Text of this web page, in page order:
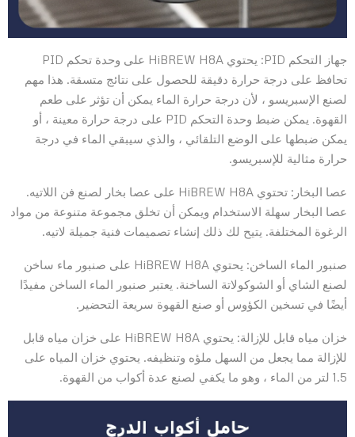
جهاز التحكم PID: يحتوي HiBREW H8A على وحدة تحكم PID
تحافظ على درجة حرارة دقيقة للحصول على نتائج متسقة. هذا مهم
لصنع الإسبريسو ، لأن درجة حرارة الماء يمكن أن تؤثر على طعم
القهوة. يمكن ضبط وحدة التحكم PID على درجة حرارة معينة ، أو
يمكن ضبطها على الوضع التلقائي ، والذي سيبقي الماء في درجة
حرارة مثالية للإسبريسو.
عصا البخار: تحتوي HiBREW H8A على عصا بخار لصنع فن اللاتيه.
عصا البخار سهلة الاستخدام ويمكن أن تخلق مجموعة متنوعة من مواد
الرغوة المختلفة. يتيح لك ذلك إنشاء تصميمات فنية جميلة لاتيه.
صنبور الماء الساخن: يحتوي HiBREW H8A على صنبور ماء ساخن
لصنع الشاي أو الشوكولاتة الساخنة. يعتبر صنبور الماء الساخن مفيدًا
أيضًا في تسخين الكؤوس أو صنع القهوة سريعة التحضير.
خزان مياه قابل للإزالة: يحتوي HiBREW H8A على خزان مياه قابل
للإزالة مما يجعل من السهل ملؤه وتنظيفه. يحتوي خزان المياه على
1.5 لتر من الماء ، وهو ما يكفي لصنع عدة أكواب من القهوة.